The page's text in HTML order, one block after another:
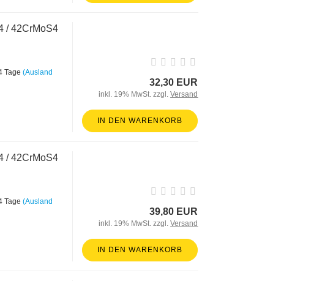
/ 42CrMoS4
Tage (Ausland
32,30 EUR
inkl. 19% MwSt. zzgl.Versand
IN DEN WARENKORB
/ 42CrMoS4
Tage (Ausland
39,80 EUR
inkl. 19% MwSt. zzgl.Versand
IN DEN WARENKORB